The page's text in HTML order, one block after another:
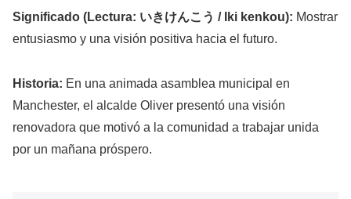
Significado (Lectura: いきけんこう / Iki kenkou): Mostrar
entusiasmo y una visión positiva hacia el futuro.
Historia: En una animada asamblea municipal en
Manchester, el alcalde Oliver presentó una visión
renovadora que motivó a la comunidad a trabajar unida
por un mañana próspero.